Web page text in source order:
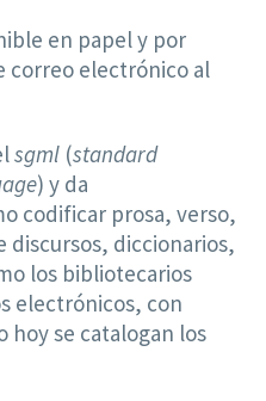
en papel y por
correo electrónico al
sgml (standard
) y da
codificar prosa, verso,
diccionarios,
los bibliotecarios
electrónicos, con
hoy se catalogan los